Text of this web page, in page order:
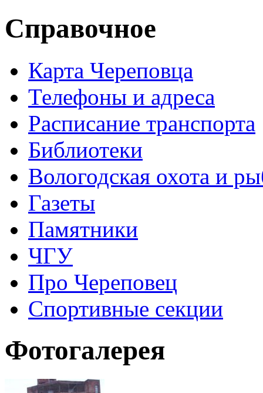
Справочное
Карта Череповца
Телефоны и адреса
Расписание транспорта
Библиотеки
Вологодская охота и
Газеты
Памятники
ЧГУ
Про Череповец
Спортивные секции
Фотогалерея